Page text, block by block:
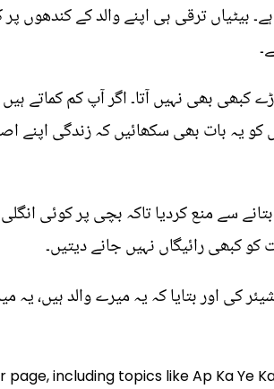
بیٹیاں ترقی ہی اپنے والد کے کندھوں
کبھی بھی نہیں آتا۔ اگر آپ کم کماتے
یہ بات بھی سکھائیں کہ زندگی اپنے
سے منع کردیا تاکہ بچی پر کوئی
کبھی رائیگاں نہیں جانے دیتیں۔
کی اور بتایا کہ یہ میرے والد ہیں، یہ
including topics like Ap Ka Ye